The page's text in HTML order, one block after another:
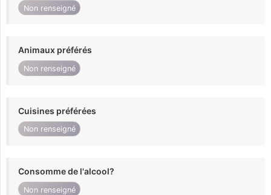
Non renseigné
Animaux préférés
Non renseigné
Cuisines préférées
Non renseigné
Consomme de l'alcool?
Non renseigné